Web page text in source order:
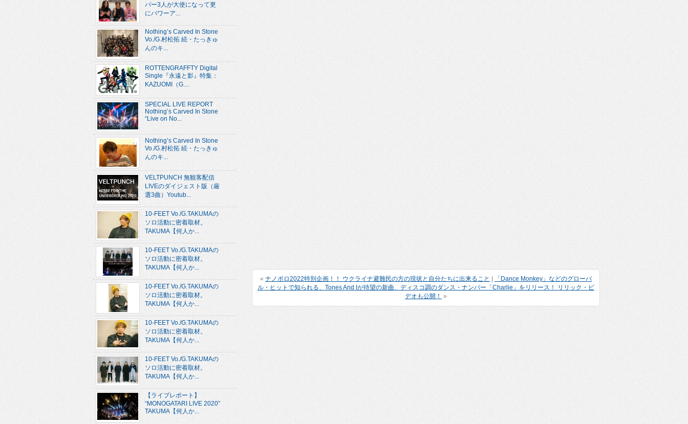
« ナノボロ2022特別企画！！ ウクライナ避難民の方の現状と自分たちに出来ること
「Dance Monkey」などのグローバ
ル・ヒットで知られる、Tones And Iが待望の新曲、ディスコ調のダンス・ナンバー「Charlie」をリリース！ リリック・ビ
デオも公開！ »
バー3人が大使になって更
にパワーア...
Nothing’s Carved In Stone
Vo./G.村松拓 続・たっきゅ
んのキ...
ROTTENGRAFFTY Digital
Single『永遠と影』特集：
KAZUOMI（G....
SPECIAL LIVE REPORT
Nothing’s Carved In Stone
“Live on No...
Nothing’s Carved In Stone
Vo./G.村松拓 続・たっきゅ
んのキ...
VELTPUNCH 無観客配信
LIVEのダイジェスト版（厳
選3曲）Youtub...
10-FEET Vo./G.TAKUMAの
ソロ活動に密着取材。
TAKUMA【何人か...
10-FEET Vo./G.TAKUMAの
ソロ活動に密着取材。
TAKUMA【何人か...
10-FEET Vo./G.TAKUMAの
ソロ活動に密着取材。
TAKUMA【何人か...
10-FEET Vo./G.TAKUMAの
ソロ活動に密着取材。
TAKUMA【何人か...
10-FEET Vo./G.TAKUMAの
ソロ活動に密着取材。
TAKUMA【何人か...
【ライブレポート】
“MONOGATARI LIVE 2020”
TAKUMA【何人か...